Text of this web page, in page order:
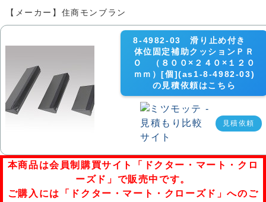
【メーカー】住商モンブラン
8-4982-03 滑り止め付き
体位固定補助クッションＰＲ
Ｏ （８００×２４０×１２０
ｍｍ）[個](as1-8-4982-03)
の見積依頼はこちら
見積依頼
本商品は会員制購買サイト「ドクター・マート・クロ
ーズド」で販売中です。
ご購入には「ドクター・マート・クローズド」へのご